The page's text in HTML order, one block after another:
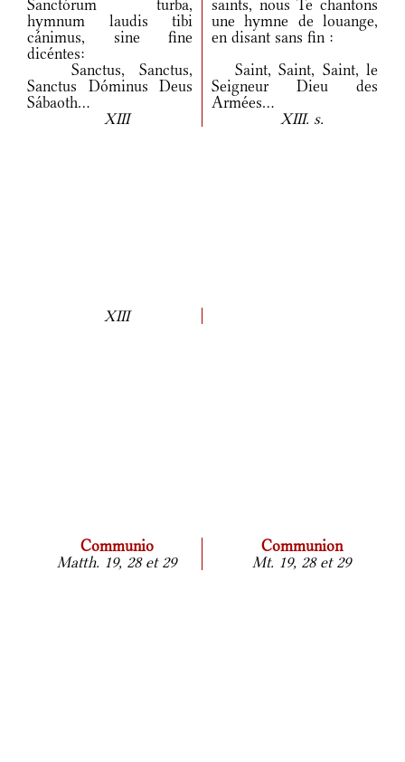
Sanctórum turba,
hymnum laudis tibi
cánimus, sine fine
dicéntes:
saints, nous Te chantons
une hymne de louange,
en disant sans fin :
Sanctus, Sanctus,
Sanctus Dóminus Deus
Sábaoth...
Saint, Saint, Saint, le
Seigneur Dieu des
Armées...
XIII
XIII. s.
XIII
Communio
Communion
Matth. 19, 28 et 29
Mt. 19, 28 et 29